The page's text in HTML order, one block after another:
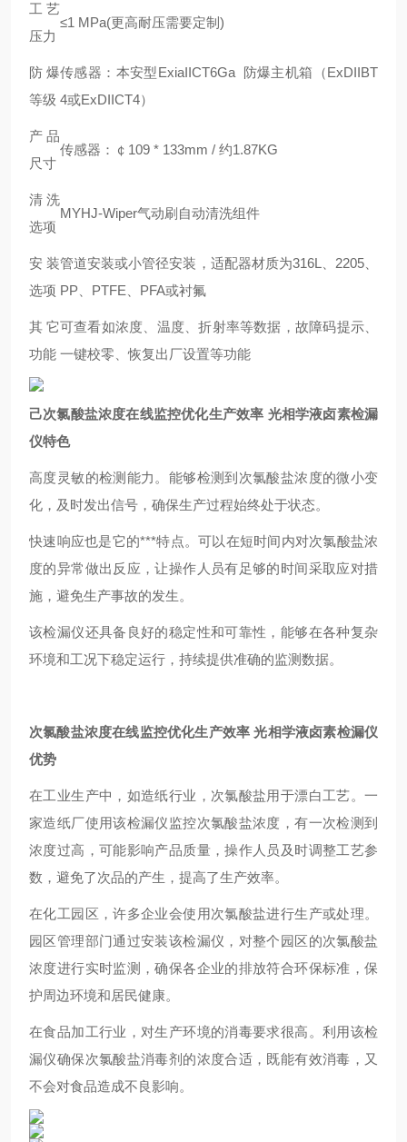
工艺
压力
≤1 MPa(更高耐压需要定制)
防爆
等级
传感器：本安型ExiaIICT6Ga 防爆主机箱（ExDIIBT
4或ExDIICT4）
产品
尺寸
传感器：￠109 * 133mm / 约1.87KG
清洗
选项
MYHJ-Wiper气动刷自动清洗组件
安装
选项
管道安装或小管径安装，适配器材质为316L、2205、
PP、PTFE、PFA或衬氟
其它
功能
可查看如浓度、温度、折射率等数据，故障码提示、
一键校零、恢复出厂设置等功能
己次氯酸盐浓度在线监控优化生产效率 光相学液卤素检漏
仪特色
高度灵敏的检测能力。能够检测到次氯酸盐浓度的微小变
化，及时发出信号，确保生产过程始终处于状态。
快速响应也是它的***特点。可以在短时间内对次氯酸盐浓
度的异常做出反应，让操作人员有足够的时间采取应对措
施，避免生产事故的发生。
该检漏仪还具备良好的稳定性和可靠性，能够在各种复杂
环境和工况下稳定运行，持续提供准确的监测数据。
次氯酸盐浓度在线监控优化生产效率 光相学液卤素检漏仪
优势
在工业生产中，如造纸行业，次氯酸盐用于漂白工艺。一
家造纸厂使用该检漏仪监控次氯酸盐浓度，有一次检测到
浓度过高，可能影响产品质量，操作人员及时调整工艺参
数，避免了次品的产生，提高了生产效率。
在化工园区，许多企业会使用次氯酸盐进行生产或处理。
园区管理部门通过安装该检漏仪，对整个园区的次氯酸盐
浓度进行实时监测，确保各企业的排放符合环保标准，保
护周边环境和居民健康。
在食品加工行业，对生产环境的消毒要求很高。利用该检
漏仪确保次氯酸盐消毒剂的浓度合适，既能有效消毒，又
不会对食品造成不良影响。